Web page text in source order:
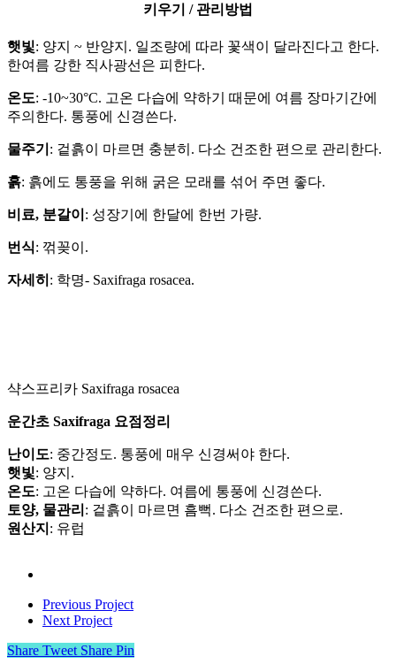
키우기 / 관리방법
햇빛: 양지 ~ 반양지. 일조량에 따라 꽃색이 달라진다고 한다.
한여름 강한 직사광선은 피한다.
온도: -10~30°C. 고온 다습에 약하기 때문에 여름 장마기간에
주의한다. 통풍에 신경쓴다.
물주기 : 겉흙이 마르면 충분히. 다소 건조한 편으로 관리한다.
흙: 흙에도 통풍을 위해 굵은 모래를 섞어 주면 좋다.
비료, 분갈이 : 성장기에 한달에 한번 가량.
번식: 꺾꽂이.
자세히 : 학명- Saxifraga rosacea.
샥스프리카 Saxifraga rosacea
운간초 Saxifraga 요점정리
난이도: 중간정도. 통풍에 매우 신경써야 한다.
햇빛: 양지.
온도: 고온 다습에 약하다. 여름에 통풍에 신경쓴다.
토양, 물관리 : 겉흙이 마르면 흠뻑. 다소 건조한 편으로.
원산지 : 유럽
Previous Project
Next Project
Share Tweet Share Pin